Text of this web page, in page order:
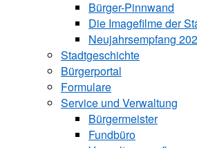
Bürger-Pinnwand
Die Imagefilme der
Neujahrsempfang
Stadtgeschichte
Bürgerportal
Formulare
Service und Verwaltung
Bürgermeister
Fundbüro